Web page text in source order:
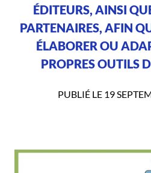
ÉDITEURS, AINSI
PARTENAIRES, AFIN
ÉLABORER OU
PROPRES OUTILS
PUBLIÉ LE 19